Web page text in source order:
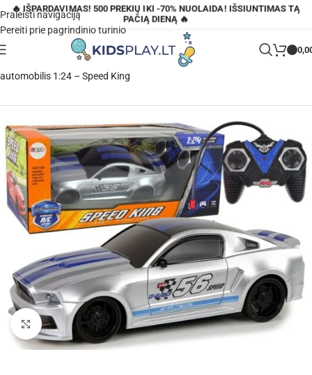
Praleisti navigaciją
Pereiti prie pagrindinio turinio
🔥 IŠPARDAVIMAS! 500 PREKIŲ IKI -70% NUOLAIDA! IŠSIUNTIMAS TĄ
PAČIĄ DIENĄ 🔥
Parduotuvė
Nuotoliniu būdu valdomas R/C sportinis
automobilis 1:24 – Speed King
Padidinti